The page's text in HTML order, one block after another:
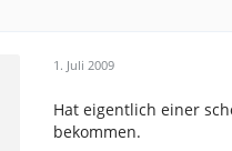
1. Juli 2009
Hat eigentlich einer
bekommen.